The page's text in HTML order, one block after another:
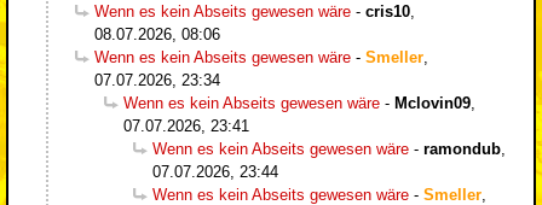
Wenn es kein Abseits gewesen wäre - cris10
08.07.2026, 08:06
Wenn es kein Abseits gewesen wäre - Smeller
07.07.2026, 23:34
Wenn es kein Abseits gewesen wäre - Mclovin09
07.07.2026, 23:41
Wenn es kein Abseits gewesen wäre - ramondub
07.07.2026, 23:44
Wenn es kein Abseits gewesen wäre - Smeller